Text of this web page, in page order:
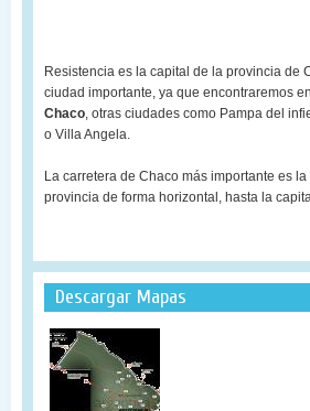
Resistencia es la capital de la provincia de
ciudad importante, ya que encontraremos
Chaco, otras ciudades como Pampa del
o Villa Angela.
La carretera de Chaco más importante es
provincia de forma horizontal, hasta la
Descargar Mapas